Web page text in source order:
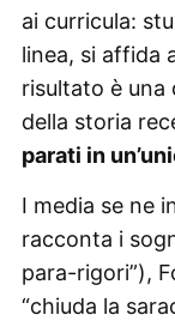
ai curricula:
linea, si affida
risultato è una
della storia
parati in
I media se ne
racconta i
para-rigori”),
“chiuda la